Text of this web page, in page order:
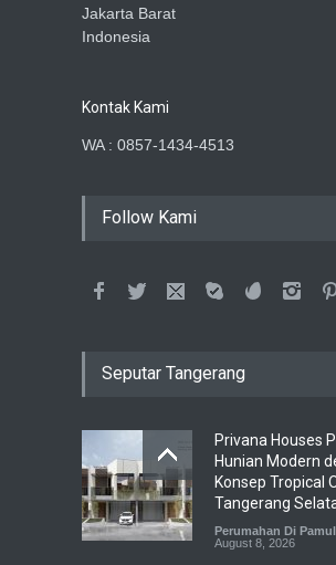
Jakarta Barat
Indonesia
Kontak Kami
WA : 0857-1434-4513
Follow Kami
Seputar Tangerang
Privana Houses
Hunian Modern
Konsep Tropical
Tangerang
Perumahan Di
August 8, 2026